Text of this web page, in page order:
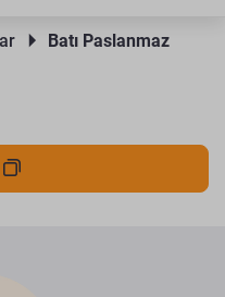
Batı Paslanmaz